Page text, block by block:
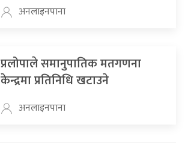
अनलाइनपाना
प्रलोपाले समानुपातिक मतगणना
केन्द्रमा प्रतिनिधि खटाउने
अनलाइनपाना